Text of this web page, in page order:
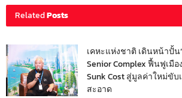
RelatedPosts
เคหะแห่งชาติ เดินหน้าปั้น
Senior Complex ฟื้นฟูเมือ
Sunk Cost สู่มูลค่าใหม่ขั
สะอาด